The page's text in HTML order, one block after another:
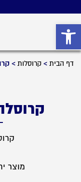
דף הבית > קרוסלות >
מוצר
פתח סרגל